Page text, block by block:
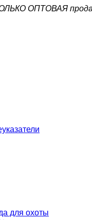
ОПТОВАЯ
для охоты